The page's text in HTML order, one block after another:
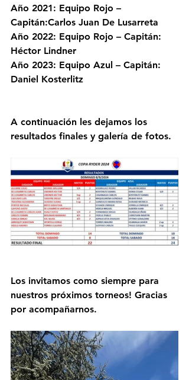
Año 2021: Equipo Rojo –
Capitán:Carlos Juan De Lusarreta
Año 2022: Equipo Rojo – Capitán:
Héctor Lindner
Año 2023: Equipo Azul – Capitán:
Daniel Kosterlitz
A continuación les dejamos los
resultados finales y galería de fotos.
Los invitamos como siempre para
nuestros próximos torneos! Gracias
por acompañarnos.